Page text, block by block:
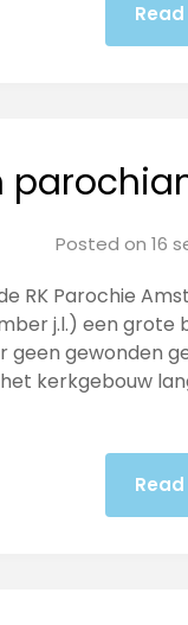
Posted on16
RK Parochie
j.l.) een grote
geen gewonden
het kerkgebouw